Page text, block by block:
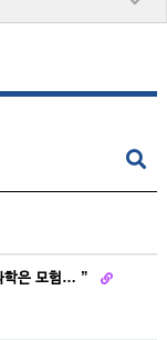
학은 모험… ”